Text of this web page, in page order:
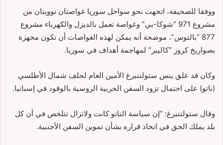
ووفقا للصحيفة، اتجهت نحو سواحل سوريا غواصتان نوويتان من
مشروع 971 “شوكا-بي” وغواصة تعمل بالديزل والكهرباء مشروع
877 “بالتوس”، موضحة أنه يمكن لهذه الغواصات أن تكون مجهزة
بصواريخ كروز “كاليبر” لمهاجمة أهداف في سوريا.
وكان قد علق ينس ستولتنبرغ الأمين العام لحلف شمال الأطلسي
(ناتو) على احتمال تزود السفن الحربية الروسية بالوقود في إسبانيا.
وقال ستولتنبرغ: “إن سياسة الناتو كانت ولاتزال تتلخص في أن كل
بلد يملك الحق في اتخاذ قراره بشأن تموين السفن الأجنبية.